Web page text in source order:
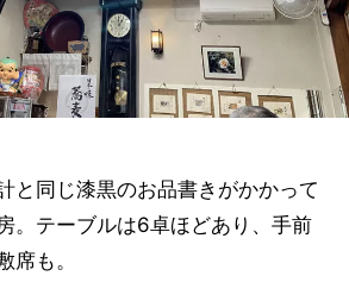
と同じ漆黒のお品書きがかかって
。テーブルは6卓ほどあり、手前
席も。